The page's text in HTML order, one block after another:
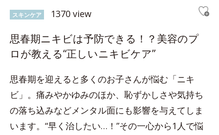
スキンケア 1370 view
思春期ニキビは予防できる！？美容のプ
ロが教える“正しいニキビケア”
思春期を迎えると多くのお子さんが悩む「ニキ
ビ」。痛みやかゆみのほか、恥ずかしさや気持ち
の落ち込みなどメンタル面にも影響を与えてしま
います。“早く治したい…！”その一心から1人で悩